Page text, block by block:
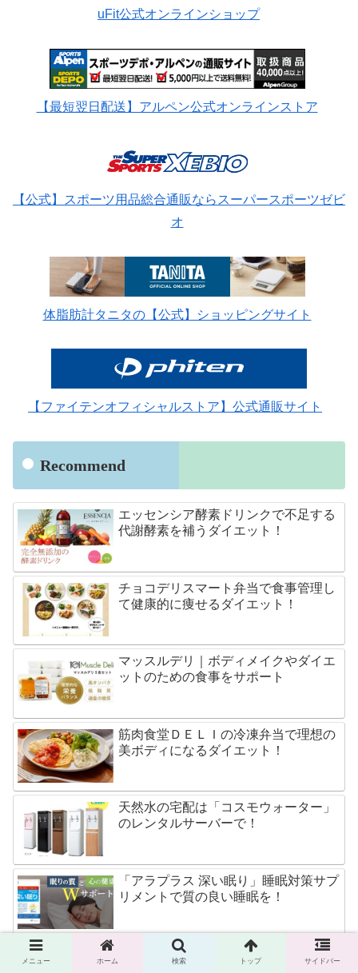
uFit公式オンラインショップ
【最短翌日配送】アルペン公式オンラインストア
【公式】スポーツ用品総合通販ならスーパースポーツゼビ
オ
体脂肪計タニタの【公式】ショッピングサイト
【ファイテンオフィシャルストア】公式通販サイト
Recommend
エッセンシア酵素ドリンクで不足する
代謝酵素を補うダイエット！
チョコデリスマート弁当で食事管理し
て健康的に痩せるダイエット！
マッスルデリ｜ボディメイクやダイエ
ットのための食事をサポート
筋肉食堂ＤＥＬＩの冷凍弁当で理想の
美ボディになるダイエット！
天然水の宅配は「コスモウォーター」
のレンタルサーバーで！
「アラプラス 深い眠り」睡眠対策サプ
リメントで質の良い睡眠を！
「めぐみのルテイン３０」ルテインが
メニュー ホーム 検索 トップ サイドバー